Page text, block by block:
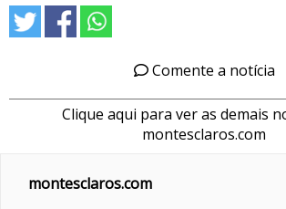
Comente a notícia
Clique aqui para ver as demais
montesclaros.com
montesclaros.com